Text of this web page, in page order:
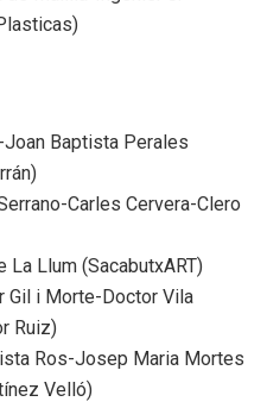
Baptista Perales
Carles Cervera-Clero
La Llum (SacabutxART)
Gil i Morte-Doctor Vila
Ruiz)
Ros-Josep Maria Mortes
Velló)